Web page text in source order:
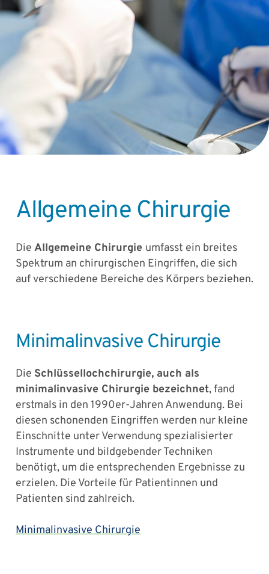
Allgemeine Chirurgie
Die Allgemeine Chirurgie umfasst ein breites
Spektrum an chirurgischen Eingriffen, die sich
auf verschiedene Bereiche des Körpers beziehen.
Minimalinvasive Chirurgie
Die Schlüssellochchirurgie, auch als
minimalinvasive Chirurgie bezeichnet, fand
erstmals in den 1990er-Jahren Anwendung. Bei
diesen schonenden Eingriffen werden nur kleine
Einschnitte unter Verwendung spezialisierter
Instrumente und bildgebender Techniken
benötigt, um die entsprechenden Ergebnisse zu
erzielen. Die Vorteile für Patientinnen und
Patienten sind zahlreich.
Minimalinvasive Chirurgie